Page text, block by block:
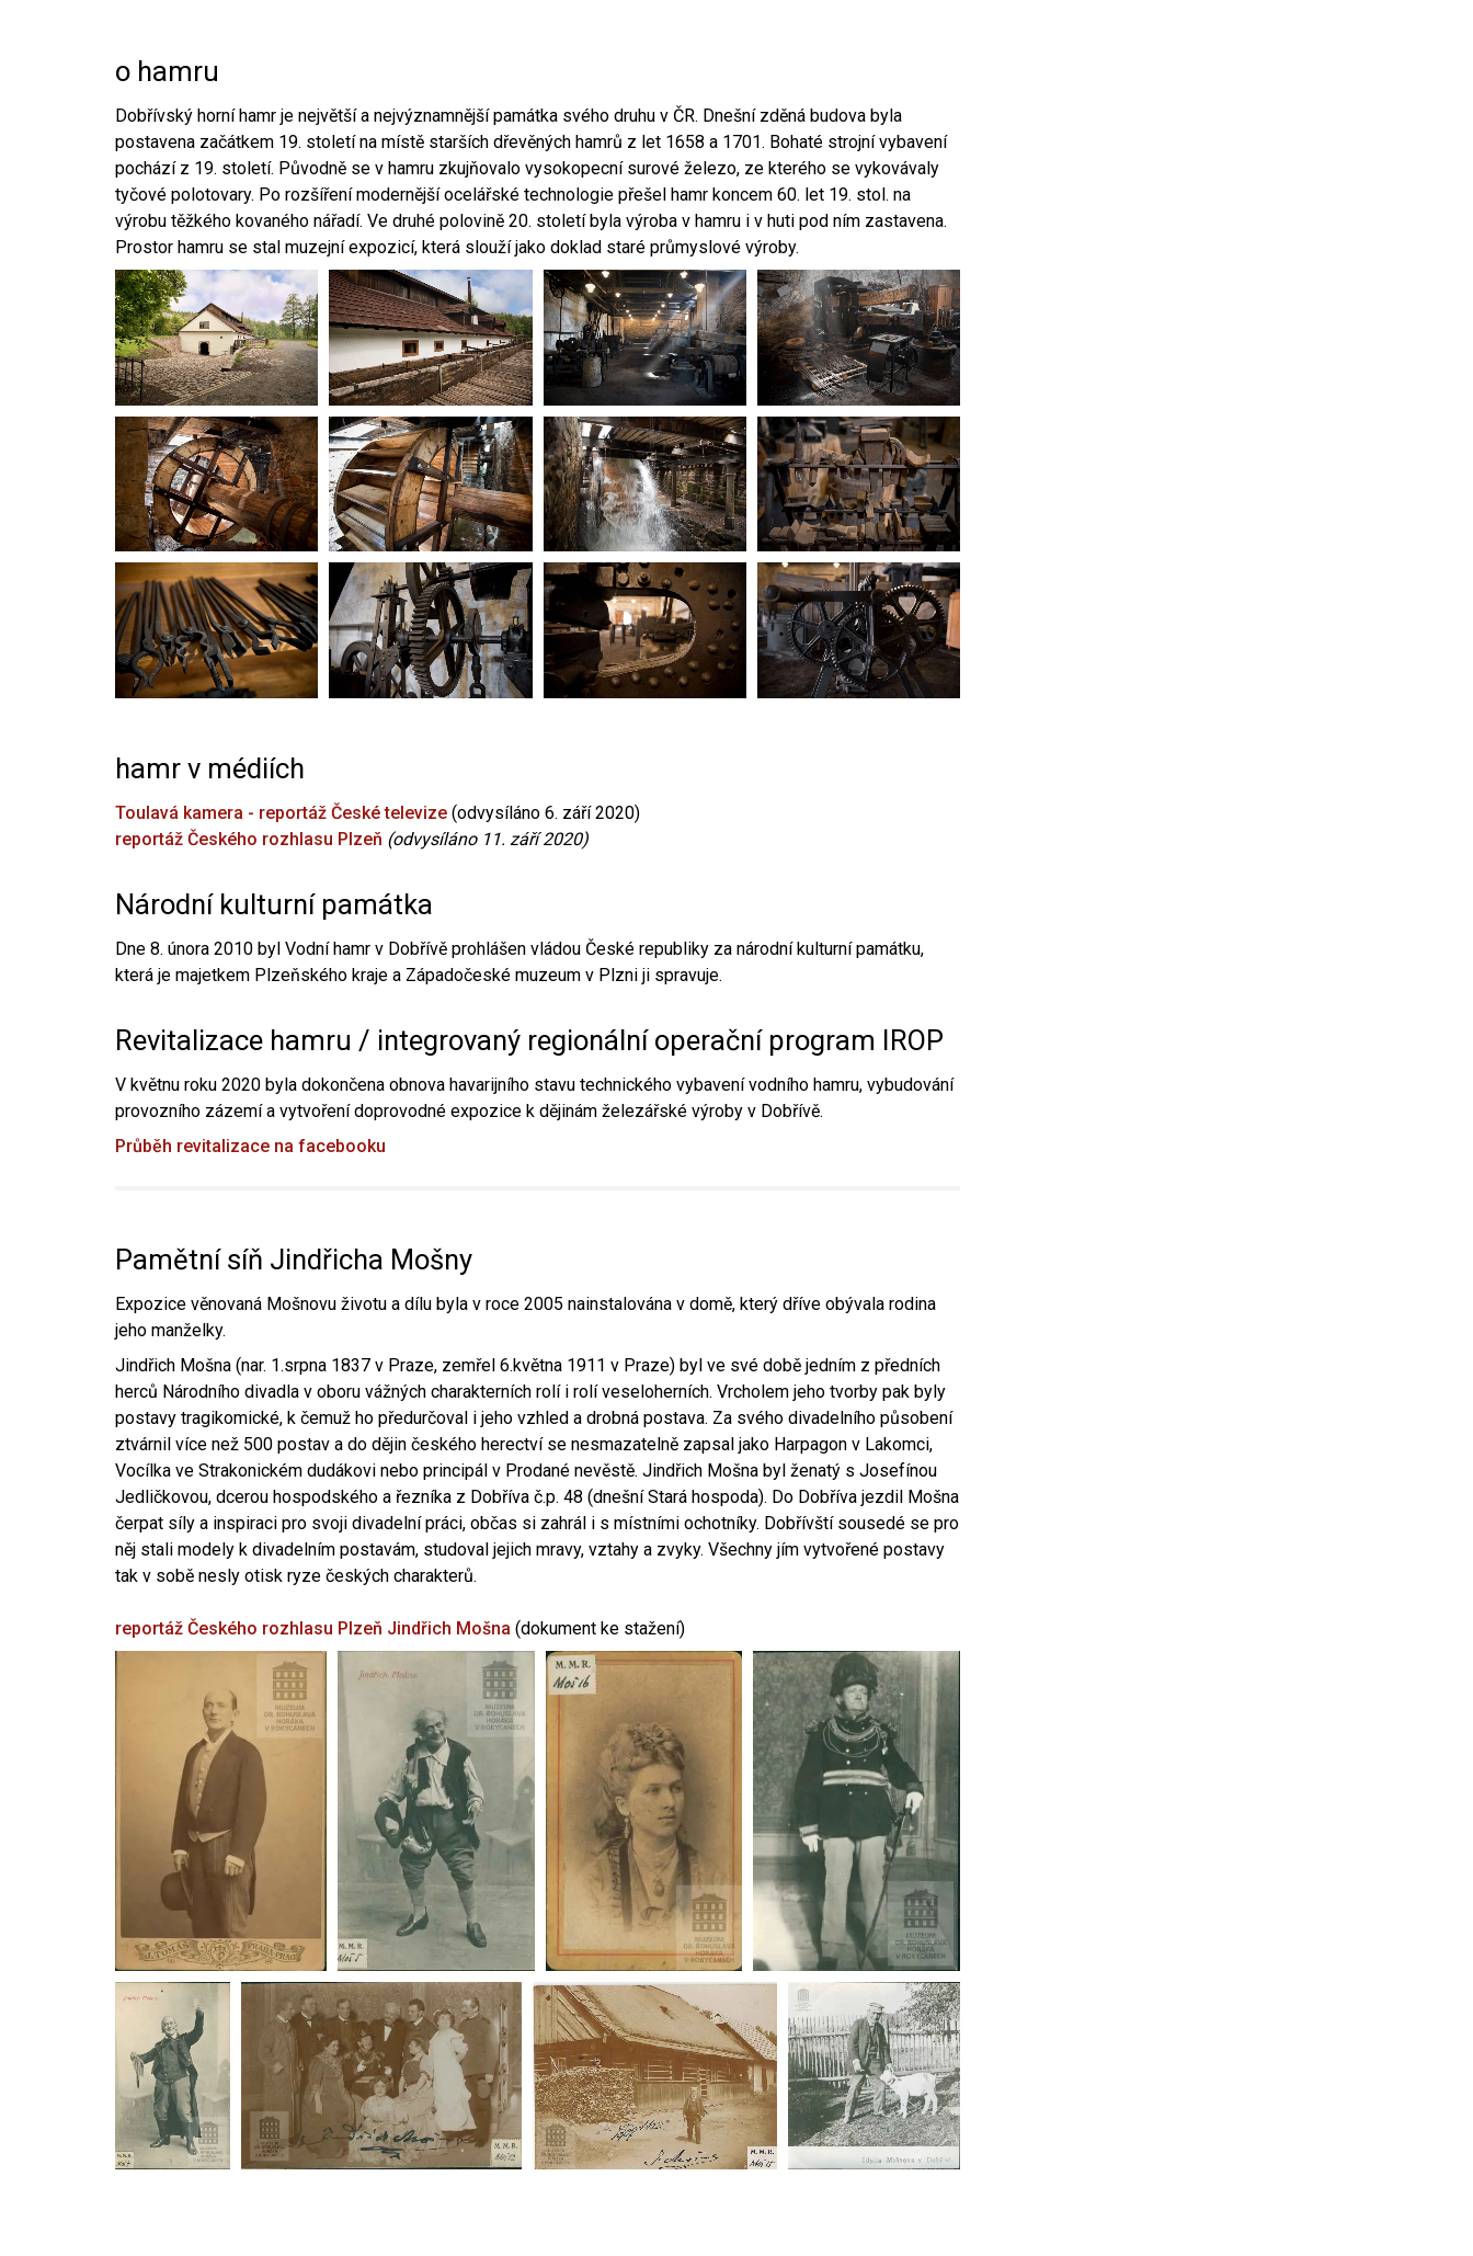
o hamru
Dobřívský horní hamr je největší a nejvýznamnější památka svého druhu v ČR. Dnešní zděná budova byla
postavena začátkem 19. století na místě starších dřevěných hamrů z let 1658 a 1701. Bohaté strojní vybavení
pochází z 19. století. Původně se v hamru zkujňovalo vysokopecní surové železo, ze kterého se vykovávaly
tyčové polotovary. Po rozšíření modernější ocelářské technologie přešel hamr koncem 60. let 19. stol. na
výrobu těžkého kovaného nářadí. Ve druhé polovině 20. století byla výroba v hamru i v huti pod ním zastavena.
Prostor hamru se stal muzejní expozicí, která slouží jako doklad staré průmyslové výroby.
hamr v médiích
Toulavá kamera - reportáž České televize (odvysíláno 6. září 2020)
reportáž Českého rozhlasu Plzeň (odvysíláno 11. září 2020)
Národní kulturní památka
Dne 8. února 2010 byl Vodní hamr v Dobřívě prohlášen vládou České republiky za národní kulturní památku,
která je majetkem Plzeňského kraje a Západočeské muzeum v Plzni ji spravuje.
Revitalizace hamru / integrovaný regionální operační program IROP
V květnu roku 2020 byla dokončena obnova havarijního stavu technického vybavení vodního hamru, vybudování
provozního zázemí a vytvoření doprovodné expozice k dějinám železářské výroby v Dobřívě.
Průběh revitalizace na facebooku
Pamětní síň Jindřicha Mošny
Expozice věnovaná Mošnovu životu a dílu byla v roce 2005 nainstalována v domě, který dříve obývala rodina
jeho manželky.
Jindřich Mošna (nar. 1.srpna 1837 v Praze, zemřel 6.května 1911 v Praze) byl ve své době jedním z předních
herců Národního divadla v oboru vážných charakterních rolí i rolí veseloherních. Vrcholem jeho tvorby pak byly
postavy tragikomické, k čemuž ho předurčoval i jeho vzhled a drobná postava. Za svého divadelního působení
ztvárnil více než 500 postav a do dějin českého herectví se nesmazatelně zapsal jako Harpagon v Lakomci,
Vocílka ve Strakonickém dudákovi nebo principál v Prodané nevěstě. Jindřich Mošna byl ženatý s Josefínou
Jedličkovou, dcerou hospodského a řezníka z Dobříva č.p. 48 (dnešní Stará hospoda). Do Dobříva jezdil Mošna
čerpat síly a inspiraci pro svoji divadelní práci, občas si zahrál i s místními ochotníky. Dobřívští sousedé se pro
něj stali modely k divadelním postavám, studoval jejich mravy, vztahy a zvyky. Všechny jím vytvořené postavy
tak v sobě nesly otisk ryze českých charakterů.
reportáž Českého rozhlasu Plzeň Jindřich Mošna (dokument ke stažení)